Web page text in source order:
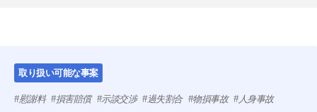
取り扱い可能な事案
慰謝料 損害賠償 示談交渉 過失割合 物損事故 人身事故